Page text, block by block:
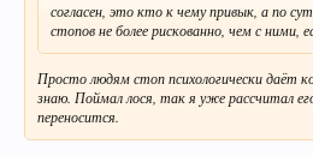
согласен, это кто к чему привык, а по
стопов не более рискованно, чем с ними,
Просто людям стоп психологически даёт
знаю. Поймал лося, так я уже рассчитал
переносится.